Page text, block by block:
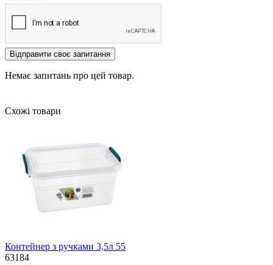
Відправити своє запитання
Немає запитань про цей товар.
Схожі товари
Контейнер з ручками 3,5л 55
63184